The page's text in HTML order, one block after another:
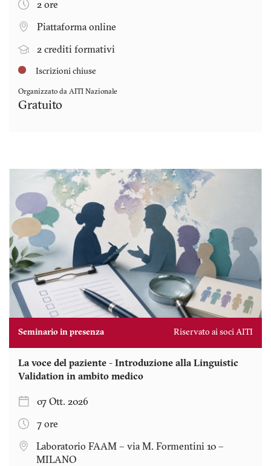
2 ore
Piattaforma online
2 crediti formativi
Iscrizioni chiuse
Organizzato da AITI Nazionale
Gratuito
Seminario in presenza Riservato ai soci AITI
La voce del paziente - Introduzione alla Linguistic
Validation in ambito medico
07 Ott. 2026
7 ore
Laboratorio FAAM – via M. Formentini 10 –
MILANO